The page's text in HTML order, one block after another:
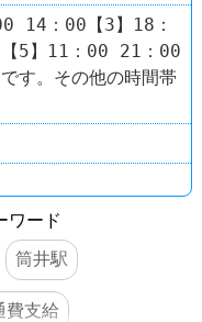
14：00【3】18：
5】11：00 21：00
す。その他の時間帯
ワード
筒井駅
費支給